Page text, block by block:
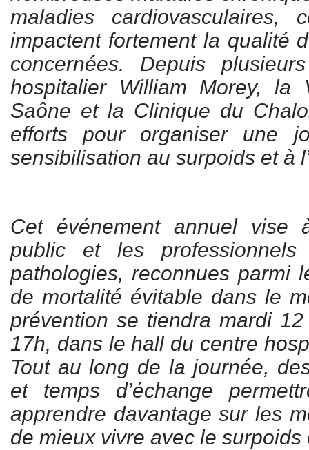
maladies cardiovasculaires,
impactent fortement la qualité
concernées. Depuis
hospitalier William Morey, la
Saône et la Clinique du
efforts pour organiser une
sensibilisation au surpoids et à
Cet événement annuel vise
public et les
pathologies, reconnues parmi
de mortalité évitable dans le
prévention se tiendra mardi
17h, dans le hall du centre
Tout au long de la journée,
et temps d’échange
apprendre davantage sur les
de mieux vivre avec le surpoids